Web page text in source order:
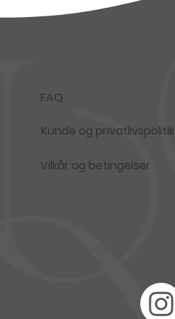
Kunde og privatlivspolitik
Vilkår og betingelser
FAQ